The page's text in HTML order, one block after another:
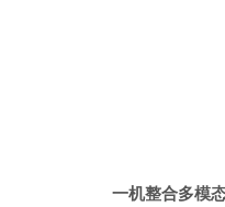
一机整合多模